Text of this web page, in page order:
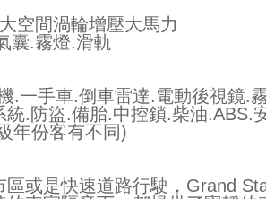
空間渦輪增壓大馬力
囊.霧燈.滑軌
.一手車.倒車雷達.電動後視鏡.
統.防盜.備胎.中控鎖.柴油.ABS.
年份客有不同)
區或是快速道路行駛，Grand